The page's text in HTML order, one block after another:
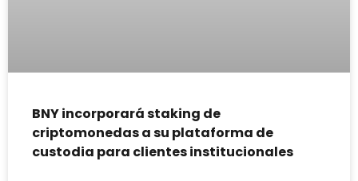
BNY incorporará staking de
criptomonedas a su plataforma de
custodia para clientes institucionales